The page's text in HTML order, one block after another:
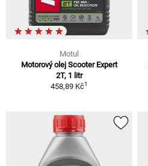
Motul
Motorový olej Scooter Expert
2T, 1 litr
458,89 Kč1